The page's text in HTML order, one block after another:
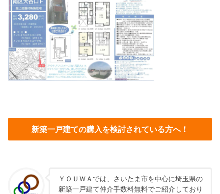
新築一戸建ての購入を検討されている方へ！
ＹＯＵＷＡでは、さいたま市を中心に埼玉県の
新築一戸建て仲介手数料無料でご紹介しており